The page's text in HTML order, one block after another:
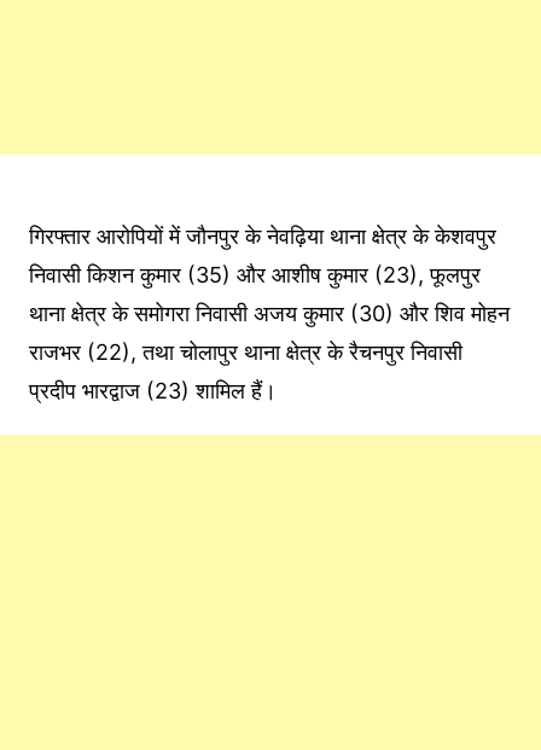
गिरफ्तार आरोपियों में जौनपुर के नेवढ़िया थाना क्षेत्र के केशवपुर
निवासी किशन कुमार (35) और आशीष कुमार (23), फूलपुर
थाना क्षेत्र के समोगरा निवासी अजय कुमार (30) और शिव मोहन
राजभर (22), तथा चोलापुर थाना क्षेत्र के रैचनपुर निवासी
प्रदीप भारद्वाज (23) शामिल हैं।